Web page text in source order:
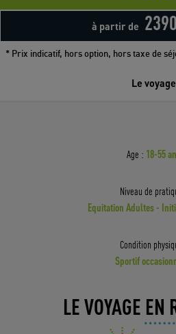
à partir de 2390
* Prix indicatif, hors option, hors taxe de
Le voyage
Age : 18-55
Niveau de
Equitation Adultes -
Condition
Sportif
LE VOYAGE EN